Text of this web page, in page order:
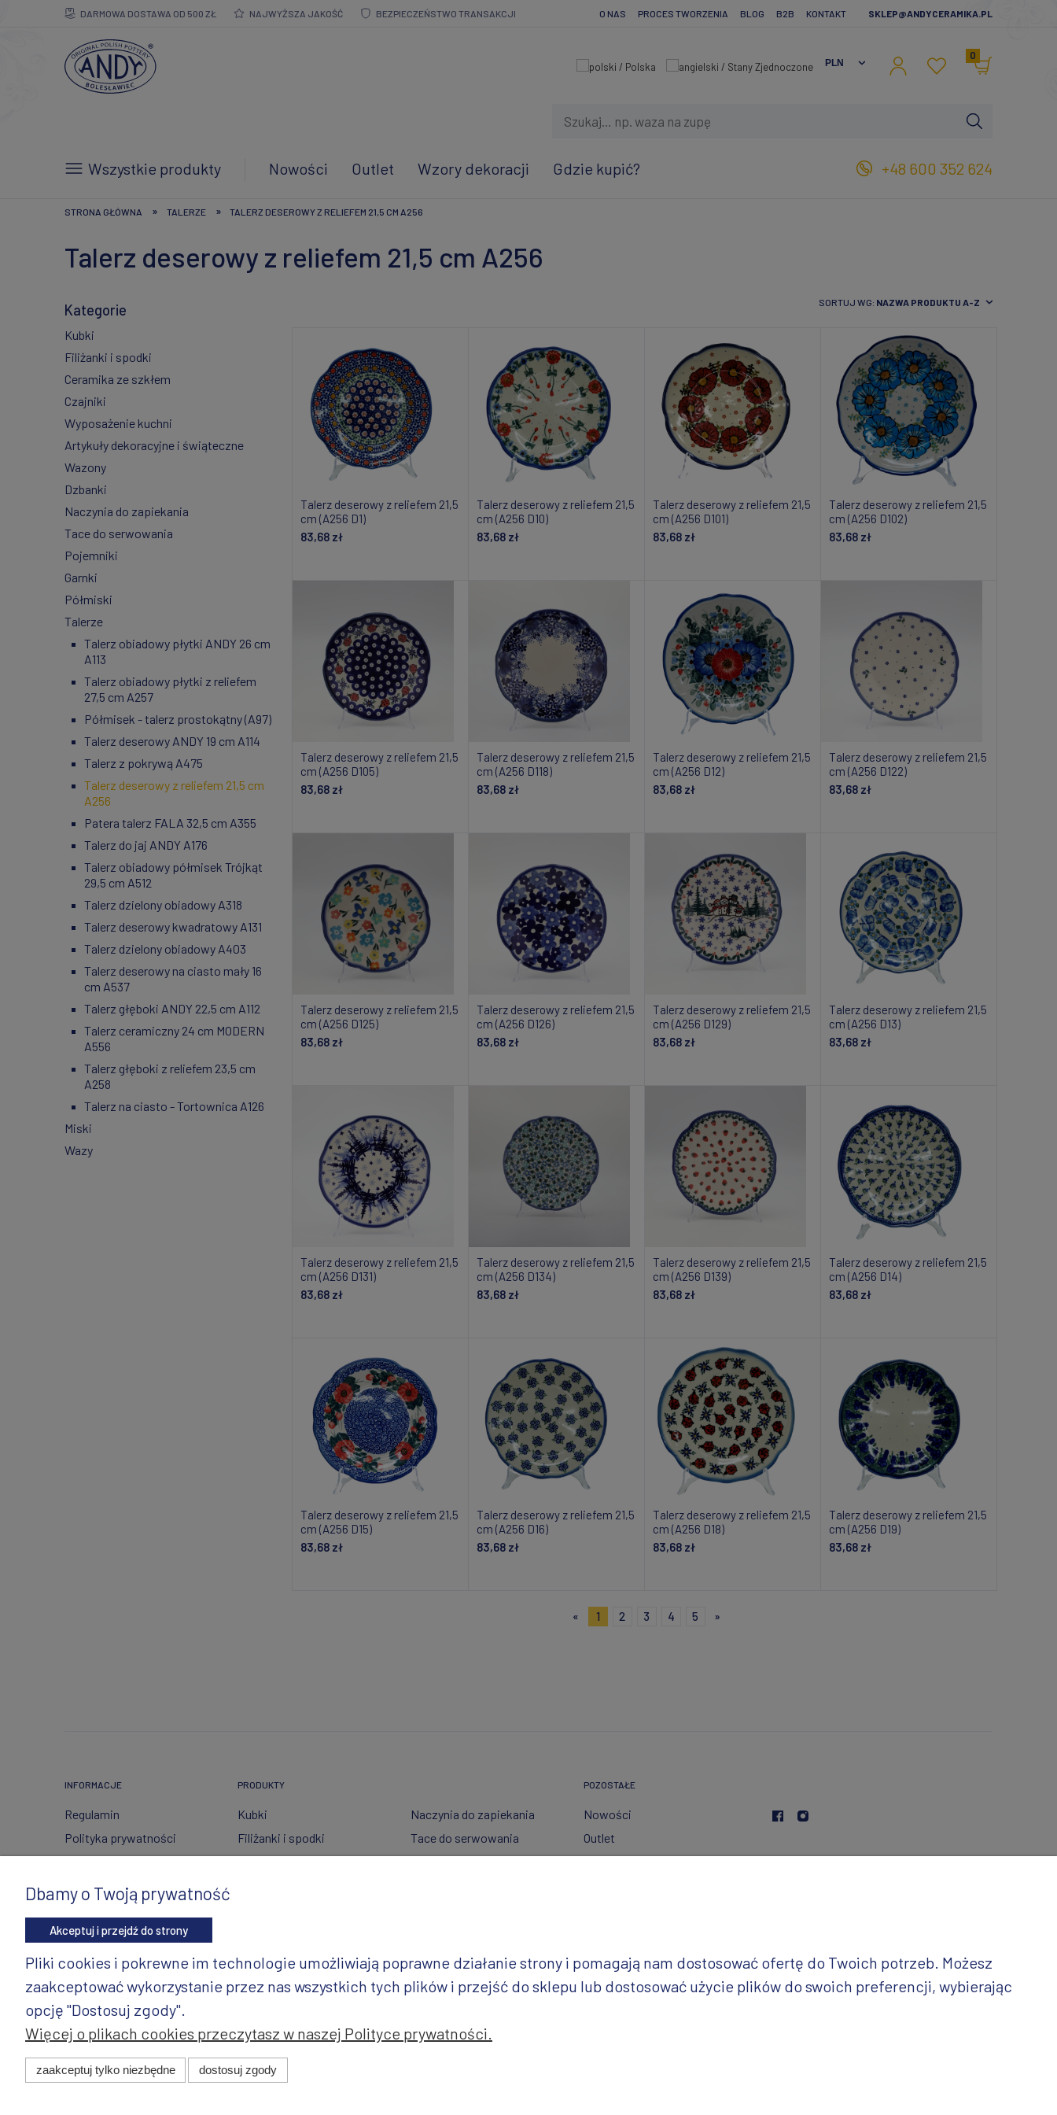
DARMOWA DOSTAWA OD 500 ZŁ NAJWYŻSZA JAKOŚĆ BEZPIECZEŃSTWO TRANSAKCJI O NAS PROCES TWORZENIA BLOG B2B KONTAKT SKLEP@ANDYCERAMIKA.PL
0
Wszystkie produkty Nowości Outlet Wzory dekoracji Gdzie kupić? +48 600 352 624
STRONA GŁÓWNA » TALERZE » TALERZ DESEROWY Z RELIEFEM 21,5 CM A256
Talerz deserowy z reliefem 21,5 cm A256
Kategorie
Kubki
Filiżanki i spodki
Ceramika ze szkłem
Czajniki
Wyposażenie kuchni
Artykuły dekoracyjne i świąteczne
Wazony
Dzbanki
Naczynia do zapiekania
Tace do serwowania
Pojemniki
Garnki
Półmiski
Talerze
Talerz obiadowy płytki ANDY 26 cm
A113
Talerz obiadowy płytki z reliefem
27,5 cm A257
Półmisek - talerz prostokątny (A97)
Talerz deserowy ANDY 19 cm A114
Talerz z pokrywą A475
Talerz deserowy z reliefem 21,5 cm
A256
Patera talerz FALA 32,5 cm A355
Talerz do jaj ANDY A176
Talerz obiadowy półmisek Trójkąt
29,5 cm A512
Talerz dzielony obiadowy A318
Talerz deserowy kwadratowy A131
Talerz dzielony obiadowy A403
Talerz deserowy na ciasto mały 16
cm A537
Talerz głęboki ANDY 22,5 cm A112
Talerz ceramiczny 24 cm MODERN
A556
Talerz głęboki z reliefem 23,5 cm
A258
Talerz na ciasto - Tortownica A126
Miski
Wazy
SORTUJ WG: NAZWA PRODUKTU A-Z
Talerz deserowy z reliefem 21,5
cm (A256 D1)
83,68 zł
Talerz deserowy z reliefem 21,5
cm (A256 D10)
83,68 zł
Talerz deserowy z reliefem 21,5
cm (A256 D101)
83,68 zł
Talerz deserowy z reliefem 21,5
cm (A256 D102)
83,68 zł
Talerz deserowy z reliefem 21,5
cm (A256 D105)
83,68 zł
Talerz deserowy z reliefem 21,5
cm (A256 D118)
83,68 zł
Talerz deserowy z reliefem 21,5
cm (A256 D12)
83,68 zł
Talerz deserowy z reliefem 21,5
cm (A256 D122)
83,68 zł
Talerz deserowy z reliefem 21,5
cm (A256 D125)
83,68 zł
Talerz deserowy z reliefem 21,5
cm (A256 D126)
83,68 zł
Talerz deserowy z reliefem 21,5
cm (A256 D129)
83,68 zł
Talerz deserowy z reliefem 21,5
cm (A256 D13)
83,68 zł
Talerz deserowy z reliefem 21,5
cm (A256 D131)
83,68 zł
Talerz deserowy z reliefem 21,5
cm (A256 D134)
83,68 zł
Talerz deserowy z reliefem 21,5
cm (A256 D139)
83,68 zł
Talerz deserowy z reliefem 21,5
cm (A256 D14)
83,68 zł
Talerz deserowy z reliefem 21,5
cm (A256 D15)
83,68 zł
Talerz deserowy z reliefem 21,5
cm (A256 D16)
83,68 zł
Talerz deserowy z reliefem 21,5
cm (A256 D18)
83,68 zł
Talerz deserowy z reliefem 21,5
cm (A256 D19)
83,68 zł
« 1 2 3 4 5 »
INFORMACJE
Regulamin
Polityka prywatności
Wysyłka i zwroty
Metody płatności
Twoje zamówienia
Ustawienia konta
Gdzie kupić?
PRODUKTY
Kubki
Filiżanki i spodki
Wazony
Dzbanki
Naczynia do zapiekania
Tace do serwowania
Wazy
POZOSTAŁE
Nowości
Outlet
© 2025 ANDY Ceramika. Wszystkie prawa zastrzeżone. Projekt i realizacja:
Dbamy o Twoją prywatność
Akceptuj i przejdź do strony
Pliki cookies i pokrewne im technologie umożliwiają poprawne działanie strony i pomagają nam dostosować ofertę do Twoich potrzeb. Możesz
zaakceptować wykorzystanie przez nas wszystkich tych plików i przejść do sklepu lub dostosować użycie plików do swoich preferencji, wybierając
opcję "Dostosuj zgody".
Więcej o plikach cookies przeczytasz w naszej Polityce prywatności.
zaakceptuj tylko niezbędne dostosuj zgody